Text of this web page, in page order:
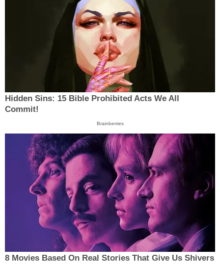
Hidden Sins: 15 Bible Prohibited Acts We All
Commit!
Brainberries
8 Movies Based On Real Stories That Give Us Shivers